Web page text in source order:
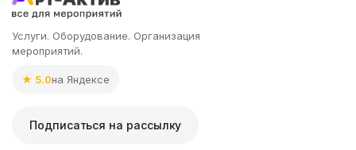
Услуги. Оборудование. Организация
мероприятий.
★ 5.0на Яндексе
Подписаться на рассылку